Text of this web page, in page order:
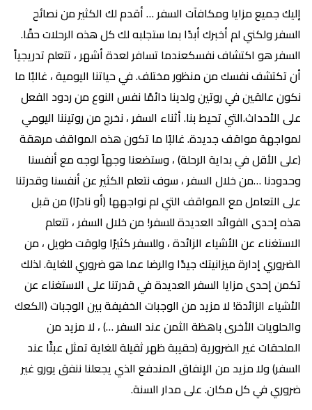
إليك جميع مزايا ومكافآت السفر … أقدم لك الكثير من نصائح
السفر ولكني لم أخبرك أبدًا بما ستجلبه لك كل هذه الرحلات حقًا.
السفر هو اكتشاف نفسكعندما تسافر لعدة أشهر ، تتعلم تدريجياً
أن تكتشف نفسك من منظور مختلف. في حياتنا اليومية ، غالبًا ما
نكون عالقين في روتين ولدينا دائمًا نفس النوع من ردود الفعل
على الأحداث.التي تحيط بنا. أثناء السفر ، نخرج من روتيننا اليومي
لمواجهة مواقف جديدة. غالبًا ما تكون هذه المواقف مرهقة
(على الأقل في بداية الرحلة) ، وستضعنا وجهاً لوجه مع أنفسنا
وحدودنا …من خلال السفر ، سوف نتعلم الكثير عن أنفسنا وقدرتنا
على التعامل مع المواقف التي لم نواجهها (أو نادرًا) من قبل
هذه إحدى الفوائد العديدة للسفر! من خلال السفر ، تتعلم
الاستغناء عن الأشياء الزائدة ، وللسفر كثيرًا ولوقت طويل ، من
الضروري إدارة ميزانيتك جيدًا والرضا عما هو ضروري للغاية. لذلك
تكمن إحدى مزايا السفر العديدة في قدرتنا على الاستغناء عن
الأشياء الزائدة! لا مزيد من الوجبات الخفيفة بين الوجبات (الكعك
والحلويات الأخرى باهظة الثمن عند السفر …) ، لا مزيد من
الملحقات غير الضرورية (حقيبة ظهر ثقيلة للغاية تمثل عبئًا عند
السفر) ولا مزيد من الإنفاق المندفع الذي يجعلنا ننفق يورو غير
ضروري في كل مكان. على مدار السنة.